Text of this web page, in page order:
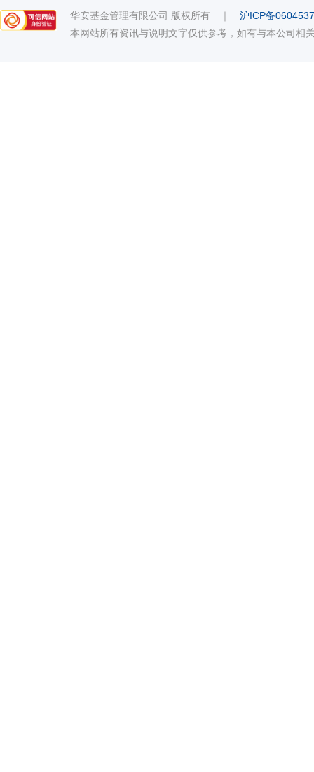
华安基金管理有限公司 版权所有 ｜ 沪ICP备
本网站所有资讯与说明文字仅供参考，如有与本公司相